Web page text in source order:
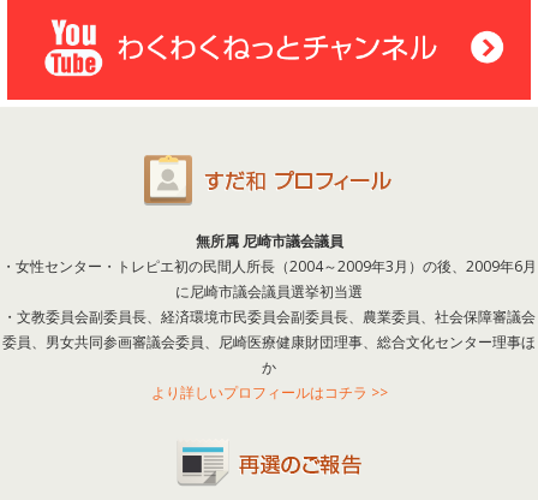
無所属 尼崎市議会議員
・女性センター・トレピエ初の民間人所長（2004～2009年3月）の後、2009年6月
に尼崎市議会議員選挙初当選
・文教委員会副委員長、経済環境市民委員会副委員長、農業委員、社会保障審議会
委員、男女共同参画審議会委員、尼崎医療健康財団理事、総合文化センター理事ほ
か
より詳しいプロフィールはコチラ >>